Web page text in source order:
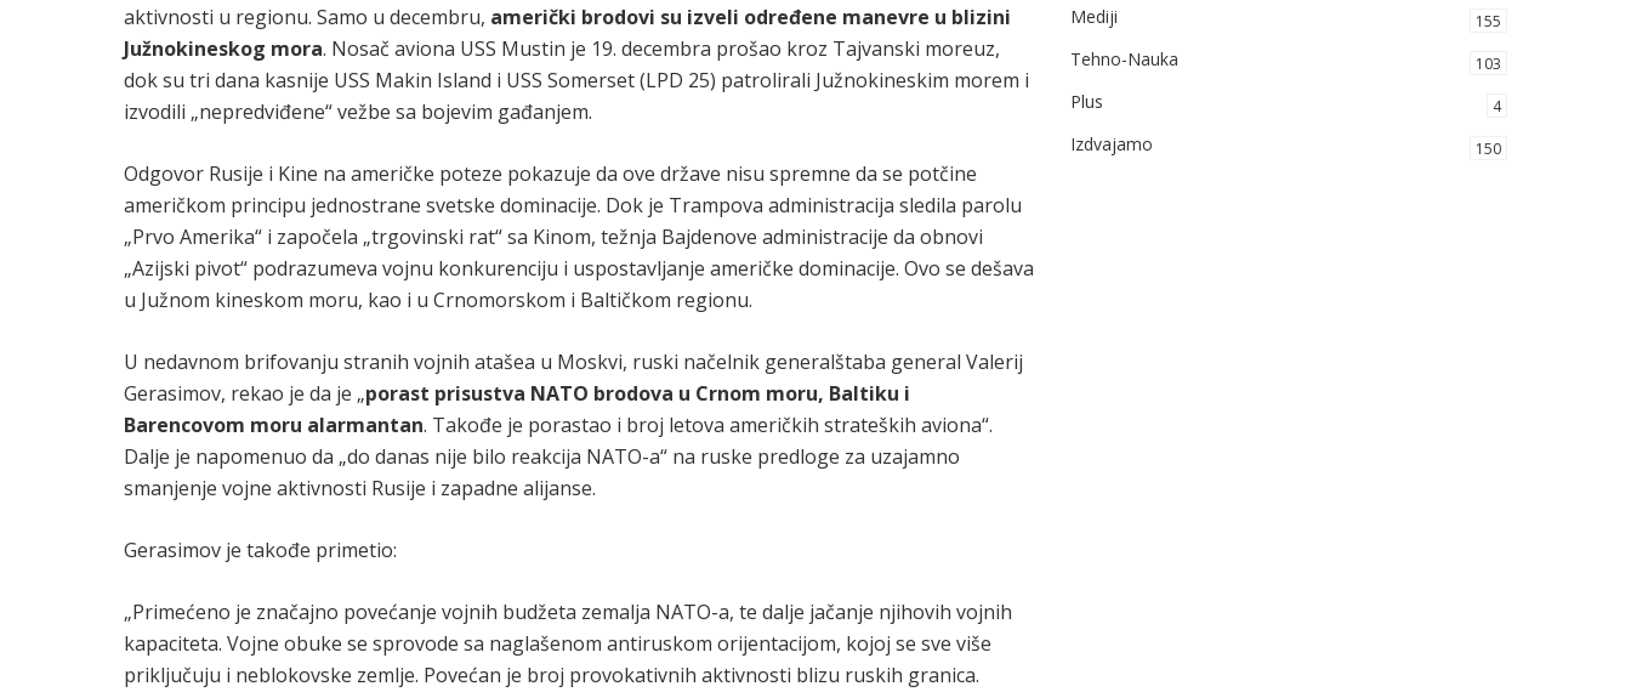
aktivnosti u regionu. Samo u decembru, američki brodovi su izveli određene manevre u blizini
Južnokineskog mora. Nosač aviona USS Mustin je 19. decembra prošao kroz Tajvanski moreuz,
dok su tri dana kasnije USS Makin Island i USS Somerset (LPD 25) patrolirali Južnokineskim morem i
izvodili „nepredviđene“ vežbe sa bojevim gađanjem.
Odgovor Rusije i Kine na američke poteze pokazuje da ove države nisu spremne da se potčine
američkom principu jednostrane svetske dominacije. Dok je Trampova administracija sledila parolu
„Prvo Amerika“ i započela „trgovinski rat“ sa Kinom, težnja Bajdenove administracije da obnovi
„Azijski pivot“ podrazumeva vojnu konkurenciju i uspostavljanje američke dominacije. Ovo se dešava
u Južnom kineskom moru, kao i u Crnomorskom i Baltičkom regionu.
U nedavnom brifovanju stranih vojnih atašea u Moskvi, ruski načelnik generalštaba general Valerij
Gerasimov, rekao je da je „porast prisustva NATO brodova u Crnom moru, Baltiku i
Barencovom moru alarmantan. Takođe je porastao i broj letova američkih strateških aviona“.
Dalje je napomenuo da „do danas nije bilo reakcija NATO-a“ na ruske predloge za uzajamno
smanjenje vojne aktivnosti Rusije i zapadne alijanse.
Gerasimov je takođe primetio:
„Primećeno je značajno povećanje vojnih budžeta zemalja NATO-a, te dalje jačanje njihovih vojnih
kapaciteta. Vojne obuke se sprovode sa naglašenom antiruskom orijentacijom, kojoj se sve više
priključuju i neblokovske zemlje. Povećan je broj provokativnih aktivnosti blizu ruskih granica.
Mediji 155
Tehno-Nauka 103
Plus 4
Izdvajamo 150